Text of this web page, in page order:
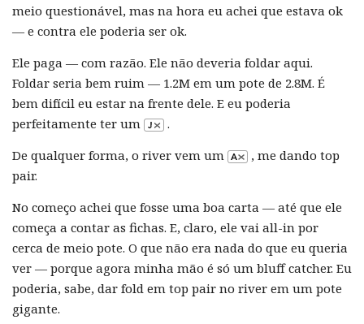
meio questionável, mas na hora eu achei que estava ok
— e contra ele poderia ser ok.
Ele paga — com razão. Ele não deveria foldar aqui.
Foldar seria bem ruim — 1.2M em um pote de 2.8M. É
bem difícil eu estar na frente dele. E eu poderia
perfeitamente ter um
.
De qualquer forma, o river vem um
, me dando top
pair.
No começo achei que fosse uma boa carta — até que ele
começa a contar as fichas. E, claro, ele vai all-in por
cerca de meio pote. O que não era nada do que eu queria
ver — porque agora minha mão é só um bluff catcher. Eu
poderia, sabe, dar fold em top pair no river em um pote
gigante.